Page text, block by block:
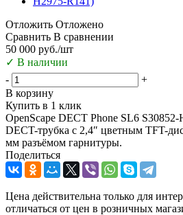
Отложить Отложено
Сравнить В сравнении
50 000 руб./шт
✓ В наличии
-
+
В корзину
Купить в 1 клик
OpenScape DECT Phone SL6
DECT-трубка с 2,4″ цветным TFT-
мм разъёмом гарнитуры.
Поделиться
Цена действительна только для
отличаться от цен в розничных